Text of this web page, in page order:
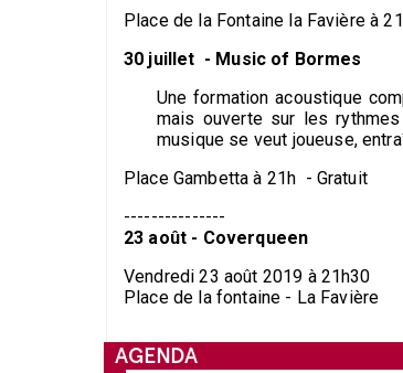
Place de la Fontaine la Favière à
30 juillet - Music of Bormes
Une formation acoustique
mais ouverte sur les
musique se veut joueuse,
Place Gambetta à 21h - Gratuit
---------------
23 août - Coverqueen
Vendredi 23 août 2019 à 21h30
Place de la fontaine - La Favière
AGENDA